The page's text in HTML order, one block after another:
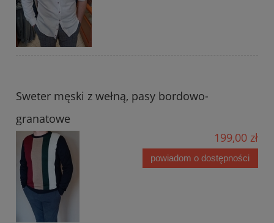
Sweter męski z wełną, pasy bordowo-
granatowe
199,00 zł
powiadom o dostępności